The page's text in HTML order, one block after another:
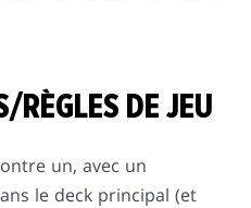
RÈGLES DE JEU
un, avec un
le deck principal (et